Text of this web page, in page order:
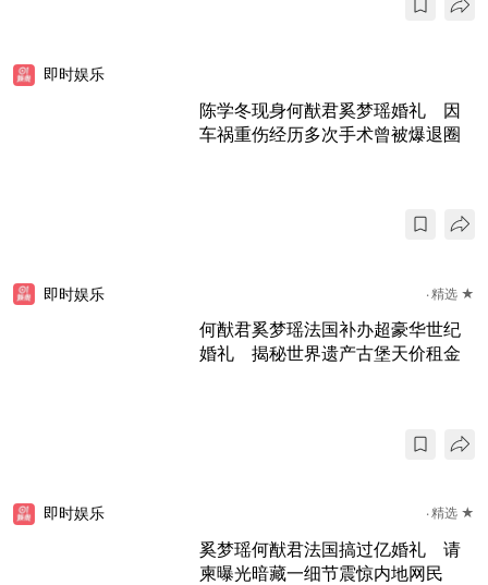
即时娱乐
陈学冬现身何猷君奚梦瑶婚礼 因
车祸重伤经历多次手术曾被爆退圈
即时娱乐 精选 ★
何猷君奚梦瑶法国补办超豪华世纪
婚礼 揭秘世界遗产古堡天价租金
即时娱乐 精选 ★
奚梦瑶何猷君法国搞过亿婚礼 请
柬曝光暗藏一细节震惊内地网民